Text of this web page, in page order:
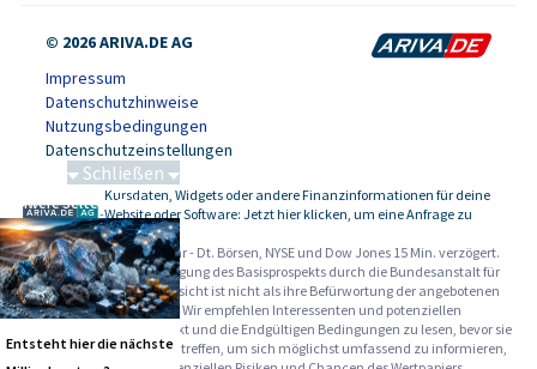
© 2026 ARIVA.DE AG
Impressum
Datenschutzhinweise
Nutzungsbedingungen
Datenschutzeinstellungen
-
Kursdaten, Widgets oder andere Finanzinformationen für deine
Website oder Software: Jetzt hier klicken, um eine Anfrage zu
stellen.
Alle Angaben ohne Gewähr - Dt. Börsen, NYSE und Dow Jones 15 Min. verzögert.
Werbehinweise:Die Billigung des Basisprospekts durch die Bundesanstalt für
Finanzdienstleistungsaufsicht ist nicht als ihre Befürwortung der angebotenen
Wertpapiere zu verstehen. Wir empfehlen Interessenten und potenziellen
Anlegern den Basisprospekt und die Endgültigen Bedingungen zu lesen, bevor sie
eine Anlageentscheidung treffen, um sich möglichst umfassend zu informieren,
Schließen
Schwere Seltene Erden
Entsteht hier die nächste